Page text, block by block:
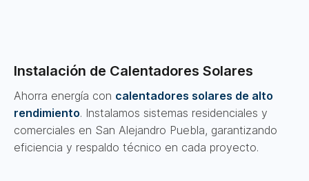
Instalación de Calentadores Solares
Ahorra energía con calentadores solares de alto
rendimiento. Instalamos sistemas residenciales y
comerciales en San Alejandro Puebla, garantizando
eficiencia y respaldo técnico en cada proyecto.